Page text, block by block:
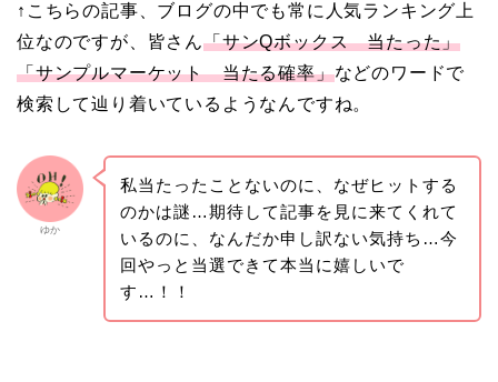
↑こちらの記事、ブログの中でも常に人気ランキング上
位なのですが、皆さん「サンQボックス 当たった」
「サンプルマーケット 当たる確率」などのワードで
検索して辿り着いているようなんですね。
ゆか
私当たったことないのに、なぜヒットする
のかは謎…期待して記事を見に来てくれて
いるのに、なんだか申し訳ない気持ち…今
回やっと当選できて本当に嬉しいで
す…！！